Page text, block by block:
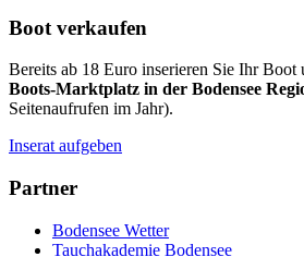
Boot verkaufen
Bereits ab 18 Euro inserieren Sie Ihr
Boots-Marktplatz in der Bodensee
Seitenaufrufen im Jahr).
Inserat aufgeben
Partner
Bodensee Wetter
Tauchakademie Bodensee